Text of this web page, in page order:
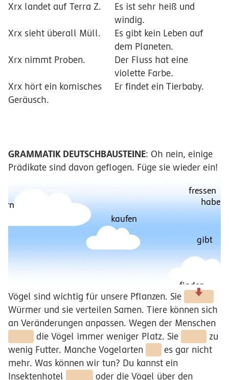
Xrx landet auf Terra Z. Es ist sehr heiß und
windig.
Xrx sieht überall Müll. Es gibt kein Leben auf
dem Planeten.
Xrx nimmt Proben. Der Fluss hat eine
violette Farbe.
Xrx hört ein komisches
Geräusch.
Er findet ein Tierbaby.
GRAMMATIK DEUTSCHBAUSTEINE: Oh nein, einige
Prädikate sind davon geflogen. Füge sie wieder ein!
haben
finden
gibt
kaufen
Vögel sind wichtig für unsere Pflanzen. Sie
Würmer und sie verteilen Samen. Tiere können sich
an Veränderungen anpassen. Wegen der Menschen
die Vögel immer weniger Platz. Sie
zu
wenig Futter. Manche Vogelarten
es gar nicht
mehr. Was können wir tun? Du kannst ein
Insektenhotel
oder die Vögel über den